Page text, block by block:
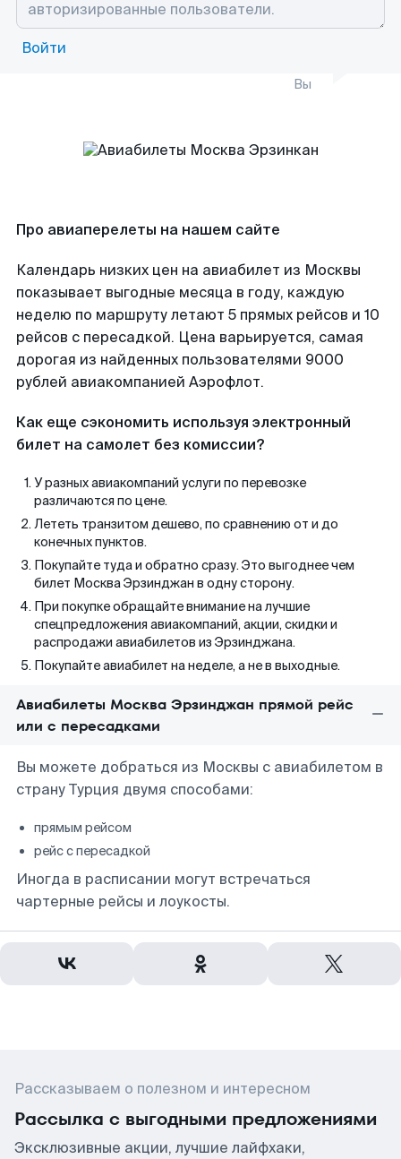
Войти
Вы
Про авиаперелеты на нашем сайте
Календарь низких цен на авиабилет из Москвы
показывает выгодные месяца в году, каждую
неделю по маршруту летают 5 прямых рейсов и 10
рейсов с пересадкой. Цена варьируется, самая
дорогая из найденных пользователями 9000
рублей авиакомпанией Аэрофлот.
Как еще сэкономить используя электронный
билет на самолет без комиссии?
У разных авиакомпаний услуги по перевозке
различаются по цене.
Лететь транзитом дешево, по сравнению от и до
конечных пунктов.
Покупайте туда и обратно сразу. Это выгоднее чем
билет Москва Эрзинджан в одну сторону.
При покупке обращайте внимание на лучшие
спецпредложения авиакомпаний, акции, скидки и
распродажи авиабилетов из Эрзинджана.
Покупайте авиабилет на неделе, а не в выходные.
Авиабилеты Москва Эрзинджан прямой рейс
или с пересадками
Вы можете добраться из Москвы с авиабилетом в
страну Турция двумя способами:
прямым рейсом
рейс с пересадкой
Иногда в расписании могут встречаться
чартерные рейсы и лоукосты.
Рассказываем о полезном и интересном
Рассылка с выгодными предложениями
Эксклюзивные акции, лучшие лайфхаки,